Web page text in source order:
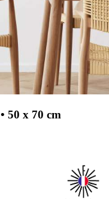
50 x 70 cm